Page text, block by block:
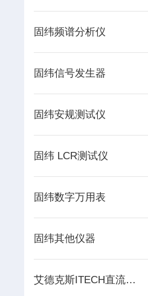
固纬频谱分析仪
固纬信号发生器
固纬安规测试仪
固纬 LCR测试仪
固纬数字万用表
固纬其他仪器
艾德克斯ITECH直流电源